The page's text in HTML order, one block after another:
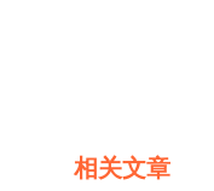
相关文章